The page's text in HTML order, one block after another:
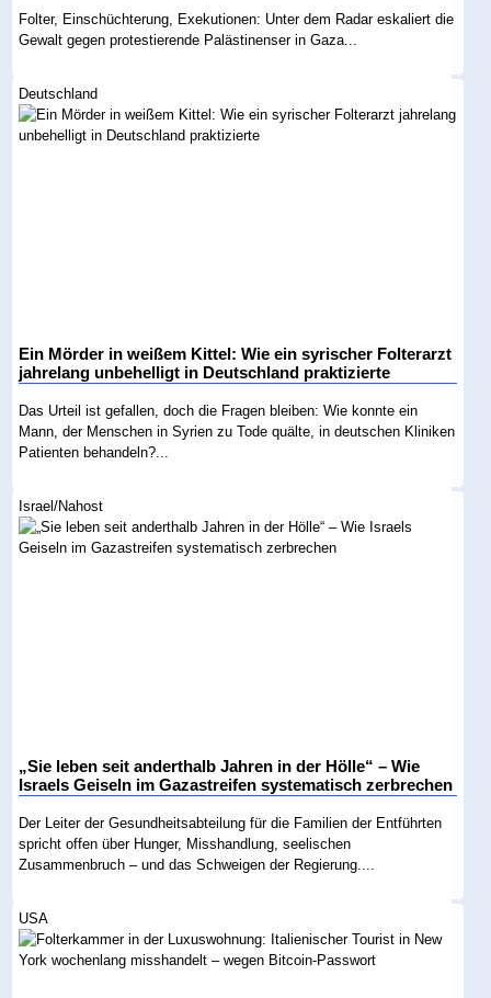
Folter, Einschüchterung, Exekutionen: Unter dem Radar eskaliert die
Gewalt gegen protestierende Palästinenser in Gaza...
Deutschland
Ein Mörder in weißem Kittel: Wie ein syrischer Folterarzt
jahrelang unbehelligt in Deutschland praktizierte
Das Urteil ist gefallen, doch die Fragen bleiben: Wie konnte ein
Mann, der Menschen in Syrien zu Tode quälte, in deutschen Kliniken
Patienten behandeln?...
Israel/Nahost
„Sie leben seit anderthalb Jahren in der Hölle“ – Wie
Israels Geiseln im Gazastreifen systematisch zerbrechen
Der Leiter der Gesundheitsabteilung für die Familien der Entführten
spricht offen über Hunger, Misshandlung, seelischen
Zusammenbruch – und das Schweigen der Regierung....
USA